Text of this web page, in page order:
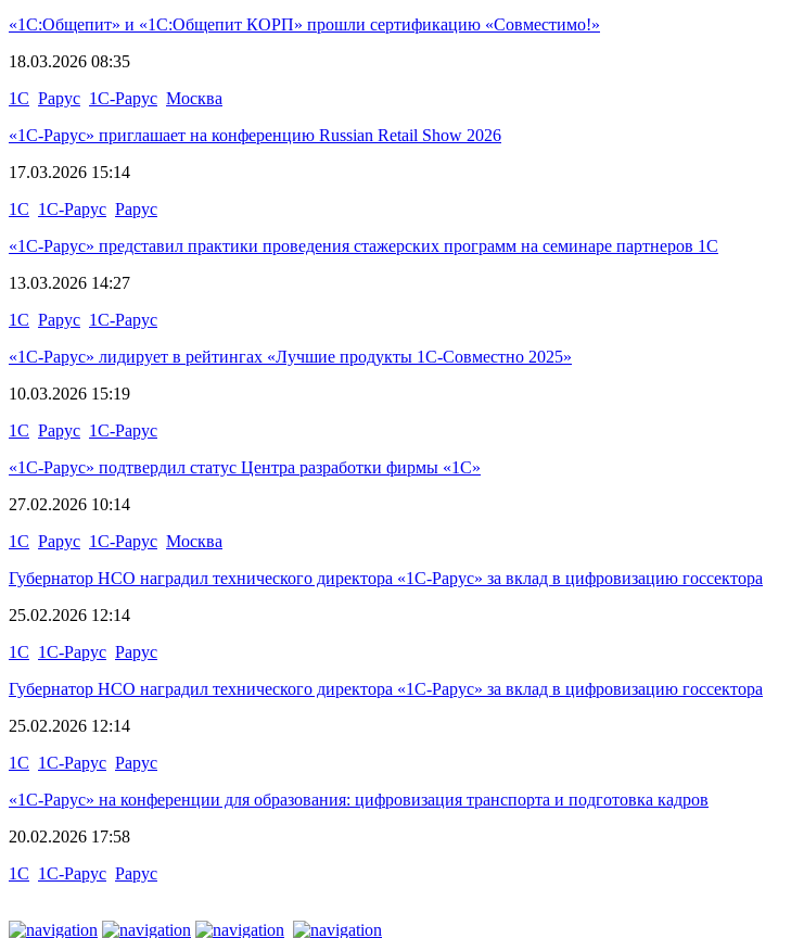
«1С:Общепит» и «1С:Общепит КОРП» прошли сертификацию «Совместимо!»
18.03.2026 08:35
1С Рарус 1С-Рарус Москва
«1С-Рарус» приглашает на конференцию Russian Retail Show 2026
17.03.2026 15:14
1С 1С-Рарус Рарус
«1С‑Рарус» представил практики проведения стажерских программ на семинаре партнеров 1С
13.03.2026 14:27
1С Рарус 1С-Рарус
«1С-Рарус» лидирует в рейтингах «Лучшие продукты 1С-Совместно 2025»
10.03.2026 15:19
1С Рарус 1С-Рарус
«1С-Рарус» подтвердил статус Центра разработки фирмы «1С»
27.02.2026 10:14
1С Рарус 1С-Рарус Москва
Губернатор НСО наградил технического директора «1С-Рарус» за вклад в цифровизацию госсектора
25.02.2026 12:14
1C 1C-Рарус Рарус
Губернатор НСО наградил технического директора «1С-Рарус» за вклад в цифровизацию госсектора
25.02.2026 12:14
1C 1C-Рарус Рарус
«1С-Рарус» на конференции для образования: цифровизация транспорта и подготовка кадров
20.02.2026 17:58
1С 1С-Рарус Рарус